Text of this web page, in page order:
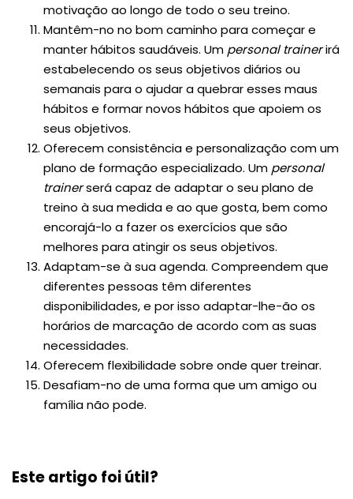
motivação ao longo de todo o seu treino.
Mantêm-no no bom caminho para começar e
manter hábitos saudáveis. Um personal trainerirá
estabelecendo os seus objetivos diários ou
semanais para o ajudar a quebrar esses maus
hábitos e formar novos hábitos que apoiem os
seus objetivos.
Oferecem consistência e personalização com um
plano de formação especializado. Um personal
trainerserá capaz de adaptar o seu plano de
treino à sua medida e ao que gosta, bem como
encorajá-lo a fazer os exercícios que são
melhores para atingir os seus objetivos.
Adaptam-se à sua agenda. Compreendem que
diferentes pessoas têm diferentes
disponibilidades, e por isso adaptar-lhe-ão os
horários de marcação de acordo com as suas
necessidades.
Oferecem flexibilidade sobre onde quer treinar.
Desafiam-no de uma forma que um amigo ou
família não pode.
Este artigo foi útil?